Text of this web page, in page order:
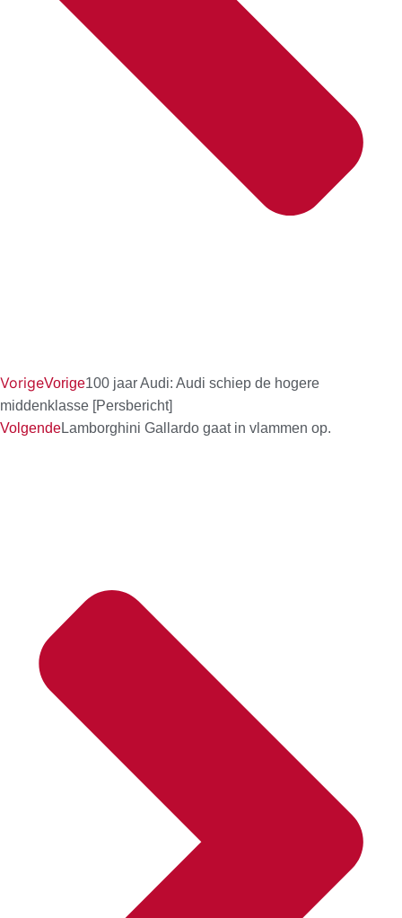
VorigeVorige100 jaar Audi: Audi schiep de hogere
middenklasse [Persbericht]
VolgendeLamborghini Gallardo gaat in vlammen op.